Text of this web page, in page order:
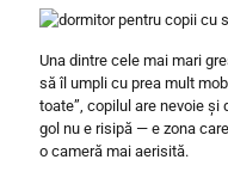
Una dintre cele mai mari
să îl umpli cu prea mult
toate”, copilul are nevoie și
gol nu e risipă — e zona
o cameră mai aerisită.